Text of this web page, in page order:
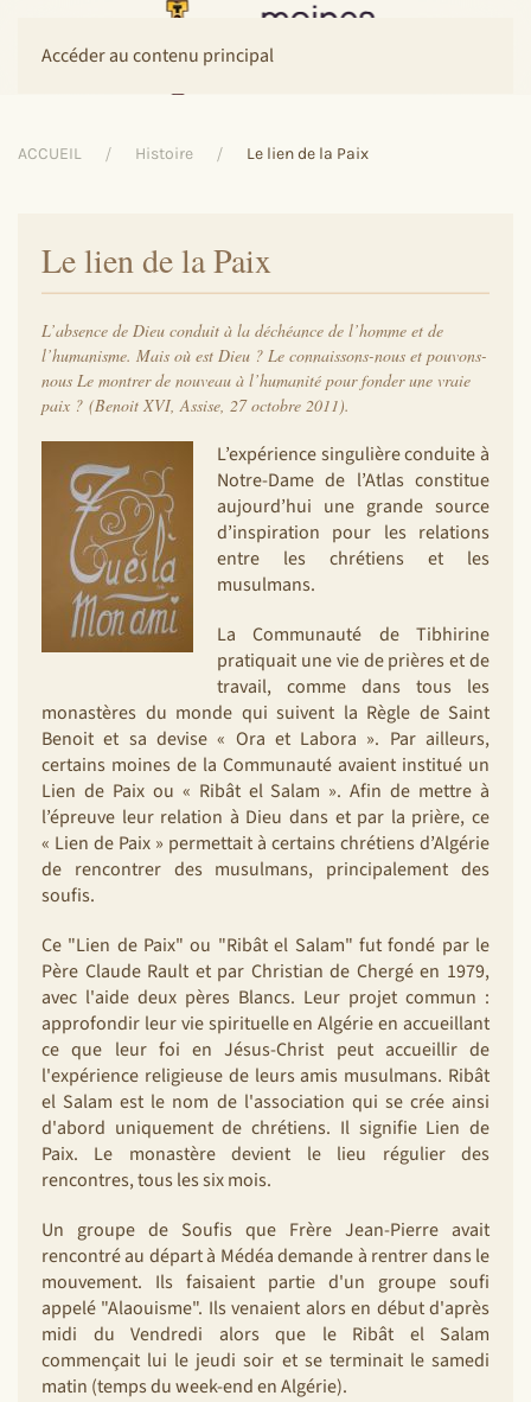
Accéder au contenu principal
ACCUEIL Histoire Le lien de la Paix
Le lien de la Paix
L’absence de Dieu conduit à la déchéance de l’homme et de
l’humanisme. Mais où est Dieu ? Le connaissons-nous et pouvons-
nous Le montrer de nouveau à l’humanité pour fonder une vraie
paix ? (Benoit XVI, Assise, 27 octobre 2011).
L’expérience singulière conduite à
Notre-Dame de l’Atlas constitue
aujourd’hui une grande source
d’inspiration pour les relations
entre les chrétiens et les
musulmans.
La Communauté de Tibhirine
pratiquait une vie de prières et de
travail, comme dans tous les
monastères du monde qui suivent la Règle de Saint
Benoit et sa devise « Ora et Labora ». Par ailleurs,
certains moines de la Communauté avaient institué un
Lien de Paix ou « Ribât el Salam ». Afin de mettre à
l’épreuve leur relation à Dieu dans et par la prière, ce
« Lien de Paix » permettait à certains chrétiens d’Algérie
de rencontrer des musulmans, principalement des
soufis.
Ce "Lien de Paix" ou "Ribât el Salam" fut fondé par le
Père Claude Rault et par Christian de Chergé en 1979,
avec l'aide deux pères Blancs. Leur projet commun :
approfondir leur vie spirituelle en Algérie en accueillant
ce que leur foi en Jésus-Christ peut accueillir de
l'expérience religieuse de leurs amis musulmans. Ribât
el Salam est le nom de l'association qui se crée ainsi
d'abord uniquement de chrétiens. Il signifie Lien de
Paix. Le monastère devient le lieu régulier des
rencontres, tous les six mois.
Un groupe de Soufis que Frère Jean-Pierre avait
rencontré au départ à Médéa demande à rentrer dans le
mouvement. Ils faisaient partie d'un groupe soufi
appelé "Alaouisme". Ils venaient alors en début d'après
midi du Vendredi alors que le Ribât el Salam
commençait lui le jeudi soir et se terminait le samedi
matin (temps du week-end en Algérie).